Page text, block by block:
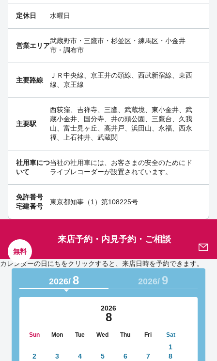
定休日 水曜日
営業エリア
武蔵野市・三鷹市・杉並区・練馬区・小金井
市・調布市
主要路線
ＪＲ中央線、京王井の頭線、西武新宿線、東西
線、京王線
主要駅
西荻窪、吉祥寺、三鷹、武蔵境、東小金井、武
蔵小金井、国分寺、井の頭公園、三鷹台、久我
山、富士見ヶ丘、高井戸、浜田山、永福、西永
福、上石神井、武蔵関
社用車につ
いて
当社の社用車には、お客さまの安全のためにド
ライブレコーダーが設置されています。
免許番号
宅建番号
東京都知事（1）第108225号
無料
来店予約・内見予約・ご相談
カレンダーの日にちをクリックすると、来店日時を予約できます。
2026/ 8 2026/ 9
2026
8
Sun Mon Tue Wed Thu Fri Sat
1
2
3 4 5 6 7
8